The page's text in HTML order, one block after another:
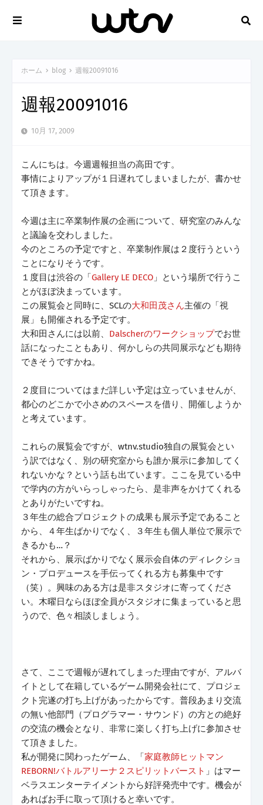
ホーム blog 週報20091016
週報20091016
10月 17, 2009
こんにちは。今週週報担当の高田です。
事情によりアップが１日遅れてしまいましたが、書かせ
て頂きます。
今週は主に卒業制作展の企画について、研究室のみんな
と議論を交わしました。
今のところの予定ですと、卒業制作展は２度行うという
ことになりそうです。
１度目は渋谷の「Gallery LE DECO 」という場所で行うこ
とがほぼ決まっています。
この展覧会と同時に、SCLの大和田茂さん主催の「視
展」も開催される予定です。
大和田さんには以前、 Dalscherのワークショップでお世
話になったこともあり、何かしらの共同展示なども期待
できそうですかね。
２度目についてはまだ詳しい予定は立っていませんが、
都心のどこかで小さめのスペースを借り、開催しようか
と考えています。
これらの展覧会ですが、wtnv.studio独自の展覧会とい
う訳ではなく、別の研究室からも誰か展示に参加してく
れないかな？という話も出ています。ここを見ている中
で学内の方がいらっしゃったら、是非声をかけてくれる
とありがたいですね。
３年生の総合プロジェクトの成果も展示予定であること
から、４年生ばかりでなく、３年生も個人単位で展示で
きるかも…？
それから、展示ばかりでなく展示会自体のディレクショ
ン・プロデュースを手伝ってくれる方も募集中です
（笑）。興味のある方は是非スタジオに寄ってくださ
い。木曜日ならほぼ全員がスタジオに集まっていると思
うので、色々相談しましょう。
さて、ここで週報が遅れてしまった理由ですが、アルバ
イトとして在籍しているゲーム開発会社にて、プロジェ
クト完遂の打ち上げがあったからです。普段あまり交流
の無い他部門（プログラマー・サウンド）の方との絶好
の交流の機会となり、非常に楽しく打ち上げに参加させ
て頂きました。
私が開発に関わったゲーム、「家庭教師ヒットマン
REBORN!バトルアリーナ２スピリットバースト 」はマー
ベラスエンターテイメントから好評発売中です。機会が
あればお手に取って頂けると幸いです。